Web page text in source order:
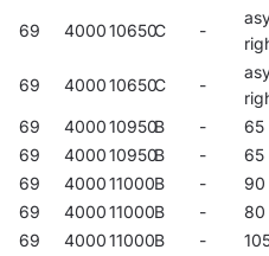
69 400010650C -
69 400010650C -
69 400010950B - 65
69
400010950B - 65
69
400011000B - 90
69
400011000B - 80
69
400011000B -